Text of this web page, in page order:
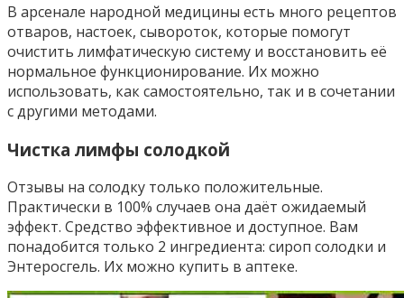
В арсенале народной медицины есть много рецептов
отваров, настоек, сывороток, которые помогут
очистить лимфатическую систему и восстановить её
нормальное функционирование. Их можно
использовать, как самостоятельно, так и в сочетании
с другими методами.
Чистка лимфы солодкой
Отзывы на солодку только положительные.
Практически в 100% случаев она даёт ожидаемый
эффект. Средство эффективное и доступное. Вам
понадобится только 2 ингредиента: сироп солодки и
Энтеросгель. Их можно купить в аптеке.